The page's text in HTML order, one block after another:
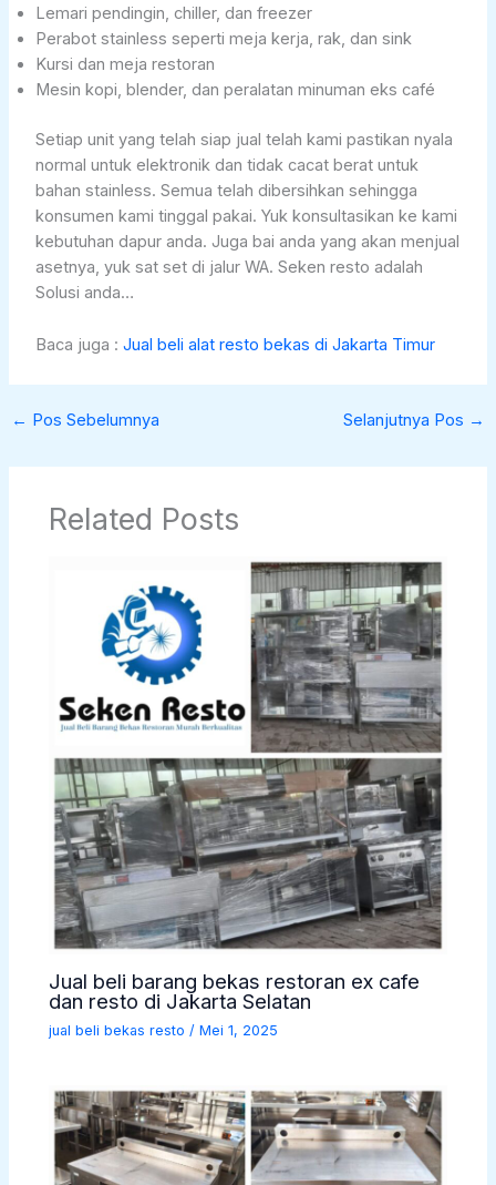
Lemari pendingin, chiller, dan freezer
Perabot stainless seperti meja kerja, rak, dan sink
Kursi dan meja restoran
Mesin kopi, blender, dan peralatan minuman eks café
Setiap unit yang telah siap jual telah kami pastikan nyala
normal untuk elektronik dan tidak cacat berat untuk
bahan stainless. Semua telah dibersihkan sehingga
konsumen kami tinggal pakai. Yuk konsultasikan ke kami
kebutuhan dapur anda. Juga bai anda yang akan menjual
asetnya, yuk sat set di jalur WA. Seken resto adalah
Solusi anda…
Baca juga : Jual beli alat resto bekas di Jakarta Timur
← Pos Sebelumnya Selanjutnya Pos →
Related Posts
Jual beli barang bekas restoran ex cafe
dan resto di Jakarta Selatan
jual beli bekas resto /Mei 1, 2025